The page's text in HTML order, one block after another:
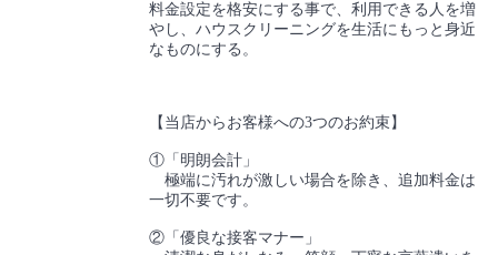
料金設定を格安にする事で、利用できる人を増
やし、ハウスクリーニングを生活にもっと身近
なものにする。
【当店からお客様への3つのお約束】
①「明朗会計」
極端に汚れが激しい場合を除き、追加料金は
一切不要です。
②「優良な接客マナー」